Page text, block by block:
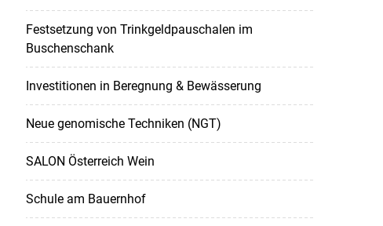
Festsetzung von Trinkgeldpauschalen im
Buschenschank
Investitionen in Beregnung & Bewässerung
Neue genomische Techniken (NGT)
SALON Österreich Wein
Schule am Bauernhof